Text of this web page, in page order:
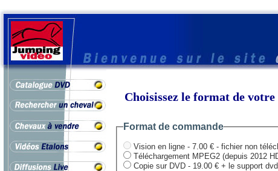
Choisissez le format de votre
Format de commande
Vision en ligne - 7.00 € - fichier non
Téléchargement MPEG2 (depuis 2012
Copie sur DVD - 19.00 € + le support